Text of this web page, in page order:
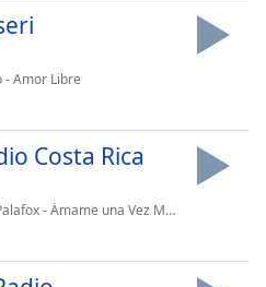
- Amor Libre
Costa Rica
- Ámame una Vez Más